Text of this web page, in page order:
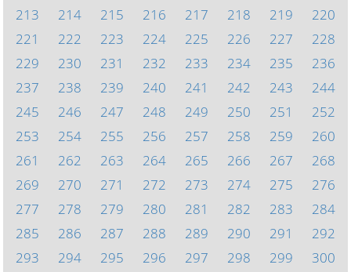
213
214 215 216 217 218 219
220
221
222 223 224 225 226 227
228
229
230 231 232 233 234 235
236
237
238 239 240 241 242 243
244
245
246 247 248 249 250 251
252
253
254 255 256 257 258 259
260
261
262 263 264 265 266 267
268
269
270 271 272 273 274 275
276
277
278 279 280 281 282 283
284
285
286 287 288 289 290 291
292
293
294 295 296 297 298 299
300